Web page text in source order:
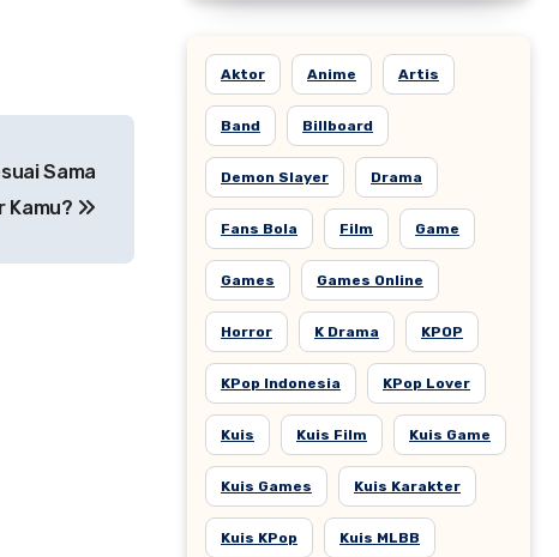
Sama
Kamu?
Aktor Anime Artis
Band Billboard
Demon Slayer Drama
Fans Bola Film Game
Games Games Online
Horror K Drama KPOP
KPop Indonesia KPop Lover
Kuis Kuis Film Kuis Game
Kuis Games Kuis Karakter
Kuis KPop Kuis MLBB